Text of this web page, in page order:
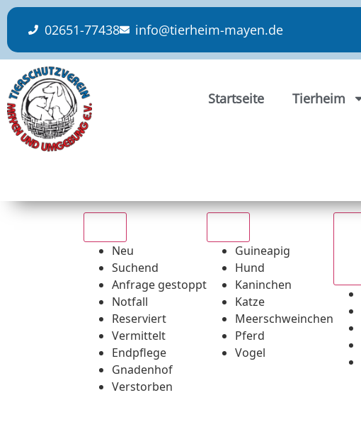
content
02651-77438 info@tierheim-mayen.de
Startseite Tierheim
Neu
Suchend
Anfrage gestoppt
Notfall
Reserviert
Vermittelt
Endpflege
Gnadenhof
Verstorben
Guineapig
Hund
Kaninchen
Katze
Meerschweinchen
Pferd
Vogel